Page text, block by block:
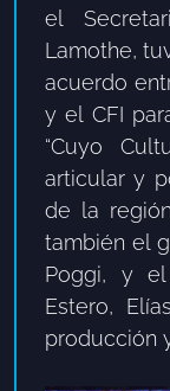
el
Lamothe,
acuerdo
y el CFI
“Cuyo
articular y
de la
también el
Poggi, y
Estero,
producción